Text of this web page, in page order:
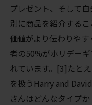
プレゼント、そして
別に商品を紹介する
価値がより伝わりや
者の50%がホリデー
れています。[3]たと
を扱うHarry and
さんはどんなタイプ